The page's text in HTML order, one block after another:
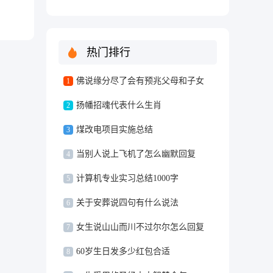
热门排行
1 佛说缘分尽了会有预兆父母和子女
2 扬幡招魂代表什么生肖
3 煤改电项目实施总结
4 当别人说上飞机了怎么幽默回复
5 计算机专业实习总结1000字
6 关于安葬说四句有什么说法
7 女生说山山而川不过尔尔怎么回复
8 60岁生日发多少红包合适